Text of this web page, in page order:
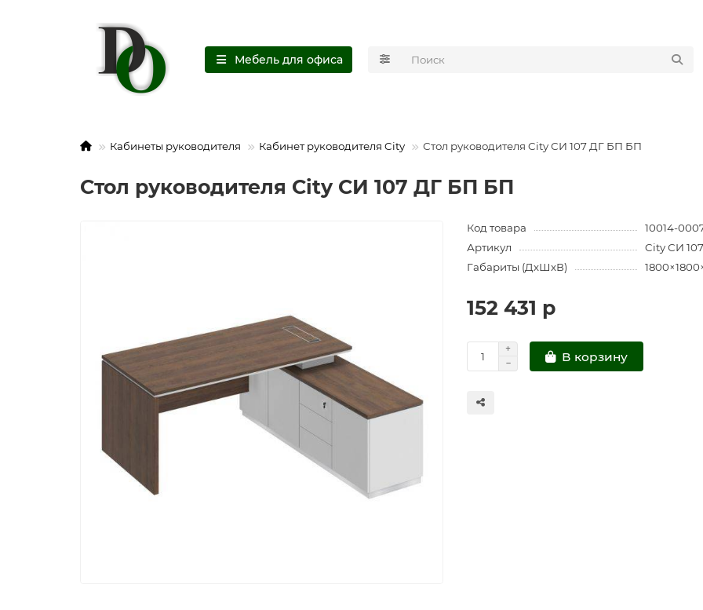
Мебель для офиса
Кабинеты руководителя Кабинет руководителя City Стол руководителя City СИ 107 ДГ БП БП
Стол руководителя City СИ 107 ДГ БП БП
Код товара
10014-
Артикул
City СИ
Габариты (ДхШхВ)
152 431 р
В корзину